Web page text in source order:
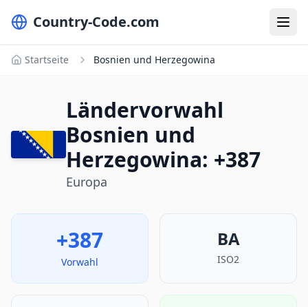
Country-Code.com
Startseite Bosnien und Herzegowina
Ländervorwahl
Bosnien und
Herzegowina: +387
Europa
+387
Vorwahl
BA
ISO2